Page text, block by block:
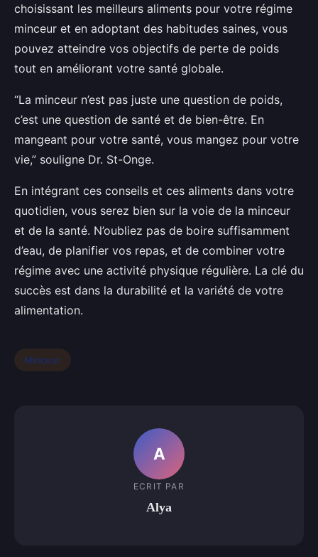
choisissant les meilleurs aliments pour votre régime
minceur et en adoptant des habitudes saines, vous
pouvez atteindre vos objectifs de perte de poids
tout en améliorant votre santé globale.
“La minceur n’est pas juste une question de poids,
c’est une question de santé et de bien-être. En
mangeant pour votre santé, vous mangez pour votre
vie,” souligne Dr. St-Onge.
En intégrant ces conseils et ces aliments dans votre
quotidien, vous serez bien sur la voie de la minceur
et de la santé. N’oubliez pas de boire suffisamment
d’eau, de planifier vos repas, et de combiner votre
régime avec une activité physique régulière. La clé du
succès est dans la durabilité et la variété de votre
alimentation.
Minceur
A
ECRIT PAR
Alya